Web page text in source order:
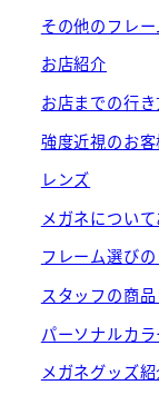
その他のフレー
お店紹介
お店までの行き
強度近視のお
レンズ
メガネについ
フレーム選び
スタッフの商
パーソナルカラ
メガネグッズ紹